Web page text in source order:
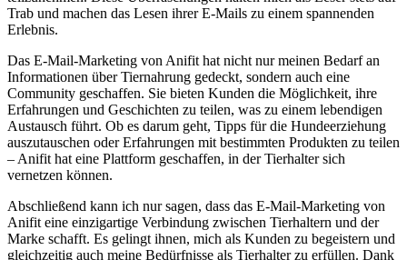
Trab und machen das Lesen ihrer⁣ E-Mails zu einem spannenden
Erlebnis.
Das E-Mail-Marketing von Anifit hat nicht nur meinen Bedarf an
Informationen über Tiernahrung gedeckt, sondern auch ⁢eine
Community geschaffen. Sie bieten Kunden die Möglichkeit, ihre
Erfahrungen und Geschichten zu teilen, was zu einem lebendigen‌
Austausch führt. Ob es darum geht, Tipps für die‌ Hundeerziehung
auszutauschen oder Erfahrungen mit bestimmten Produkten zu teilen
– Anifit hat eine Plattform ‍geschaffen, ⁤in der Tierhalter ​sich
vernetzen können.
Abschließend⁢ kann⁤ ich nur sagen, dass das E-Mail-Marketing von
Anifit ‍eine einzigartige Verbindung zwischen Tierhaltern und der
Marke⁢ schafft. Es gelingt‌ ihnen, mich als Kunden⁢ zu begeistern und
gleichzeitig auch meine​ Bedürfnisse als Tierhalter ⁣zu ⁢erfüllen. ​Dank